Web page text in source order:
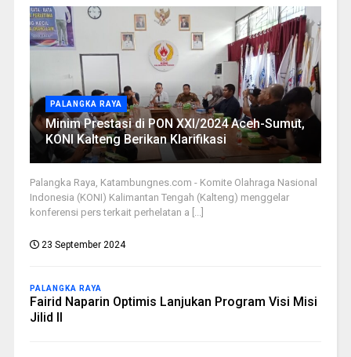
PALANGKA RAYA
Minim Prestasi di PON XXI/2024 Aceh-Sumut,
KONI Kalteng Berikan Klarifikasi
Palangka Raya, Katambungnes.com - Komite Olahraga Nasional
Indonesia (KONI) Kalimantan Tengah (Kalteng) menggelar
konferensi pers terkait perhelatan a [...]
23 September 2024
PALANGKA RAYA
Fairid Naparin Optimis Lanjukan Program Visi Misi
Jilid II